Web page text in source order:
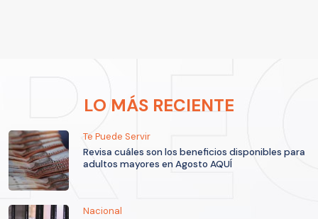
LO MÁS RECIENTE
Te Puede Servir
Revisa cuáles son los beneficios disponibles para
adultos mayores en Agosto AQUÍ
Nacional